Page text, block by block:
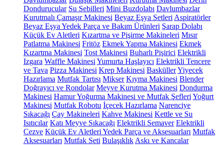
Dondurucular Su Sebilleri Mini Buzdolabı Davlumbazlar
Kurutmalı Çamaşır Makinesi Beyaz Eşya Setleri Aspiratörler
Beyaz Eşya Yedek Parça ve Bakım Ürünleri Şarap Dolabı
Küçük Ev Aletleri Kızartma ve Pişirme Makineleri Mısır
Patlatma Makinesi Fritöz Ekmek Yapma Makinesi Ekmek
Kızartma Makinesi Tost Makinesi Buharlı Pişirici Elektrikli
Izgara Waffle Makinesi Yumurta Haşlayıcı Elektrikli Tencere
ve Tava Pizza Makinesi Krep Makinesi BasküllerYiyecek
Hazırlama Mutfak Tartısı Mikser Kıyma Makinesi Blender
Doğrayıcı ve Rondolar Meyve Kurutma Makinesi Dondurma
Makinesi Hamur Yoğurma Makinesi ve Mutfak Şefleri Yoğurt
Makinesi Mutfak Robotu İçecek Hazırlama Narenciye
Sıkacağı Çay Makineleri Kahve Makinesi Kettle ve Su
Isıtıcılar Katı Meyve Sıkacağı Elektrikli Semaver Elektrikli
Cezve Küçük Ev Aletleri Yedek Parça ve Aksesuarları Mutfak
Aksesuarları Mutfak Seti Bulaşıklık Askı ve Kancalar